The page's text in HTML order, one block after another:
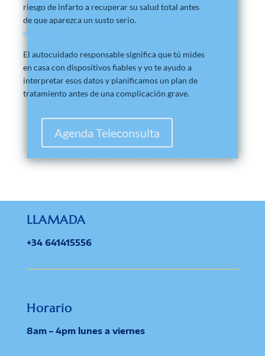
riesgo de infarto a recuperar su salud total antes
de que aparezca un susto serio.
disponible.
El autocuidado responsable significa que tú mides
en casa con dispositivos fiables y yo te ayudo a
interpretar esos datos y planificamos un plan de
tratamiento antes de una complicación grave.
Agenda Teleconsulta
LLAMADA
+34 641415556
Horario
8am – 4pm lunes a viernes